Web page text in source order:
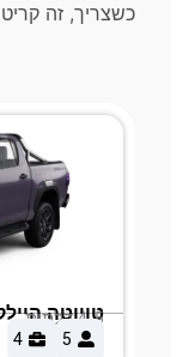
כשצריך, זה
טויוטה
4-5 דלתות
5
4